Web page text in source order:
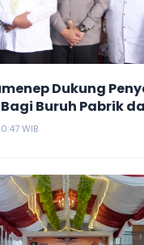
Dukung
Bagi Buruh Pabrik
WIB